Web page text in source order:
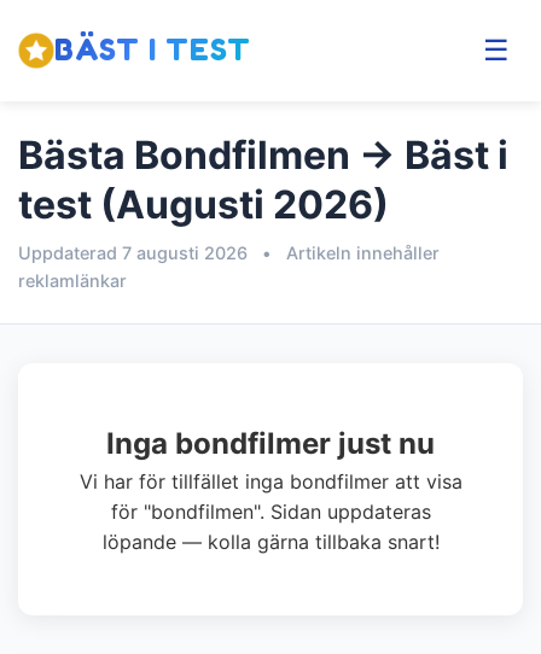
BÄST I TEST ☰
Bästa Bondfilmen → Bäst i
test (Augusti 2026)
Uppdaterad 7 augusti 2026 •
Artikeln innehåller
reklamlänkar
Inga bondfilmer just nu
Vi har för tillfället inga bondfilmer att visa
för "bondfilmen". Sidan uppdateras
löpande — kolla gärna tillbaka snart!